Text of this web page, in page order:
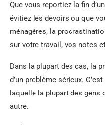
Que vous reportiez la fin
évitiez les devoirs ou que
ménagères, la
sur votre travail, vos notes
Dans la plupart des cas, la
d’un problème sérieux.
laquelle la plupart des gens
autre.